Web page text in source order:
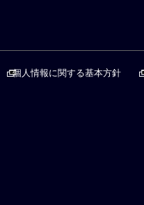
個人情報に関する基本方針